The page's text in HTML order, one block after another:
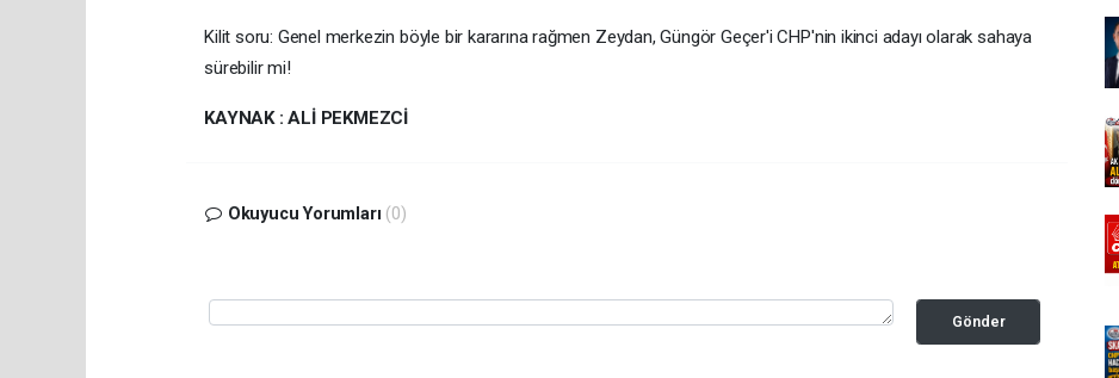
Kilit soru: Genel merkezin böyle bir kararına rağmen Zeydan, Güngör Geçer'i CHP'nin ikinci adayı olarak sahaya
sürebilir mi!
KAYNAK : ALİ PEKMEZCİ
Okuyucu Yorumları (0)
Gönder